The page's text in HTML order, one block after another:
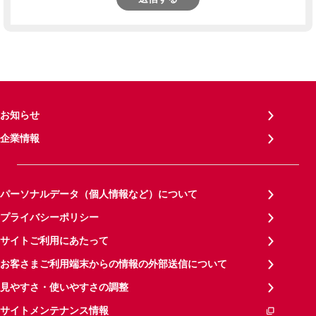
お知らせ
企業情報
パーソナルデータ（個人情報など）について
プライバシーポリシー
サイトご利用にあたって
お客さまご利用端末からの情報の外部送信について
見やすさ・使いやすさの調整
サイトメンテナンス情報